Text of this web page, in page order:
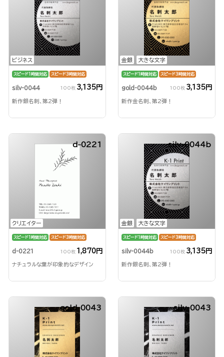
ビジネス
スピード1時間対応 スピード3時間対応
silv-0044 100枚 3,135円
新作銀名刺、第2弾！
金銀 大きな文字
スピード1時間対応 スピード3時間対応
gold-0044b 100枚 3,135円
新作金名刺、第2弾！
クリエイター
d-0221
スピード1時間対応 スピード3時間対応
d-0221 100枚 1,870円
ナチュラルな葉が印象的なデザイン
金銀 大きな文字
silv-0044b
スピード1時間対応 スピード3時間対応
silv-0044b 100枚 3,135円
新作銀名刺、第2弾！
gold-0043 silv-0043